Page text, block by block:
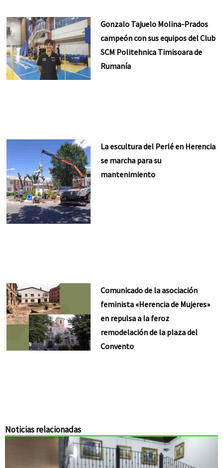
Gonzalo Tajuelo Molina-Prados
campeón con sus equipos del Club
SCM Politehnica Timisoara de
Rumanía
La escultura del Perlé en Herencia
se marcha para su
mantenimiento
Comunicado de la asociación
feminista «Herencia de Mujeres»
en repulsa a la feroz
remodelación de la plaza del
Convento
Noticias relacionadas